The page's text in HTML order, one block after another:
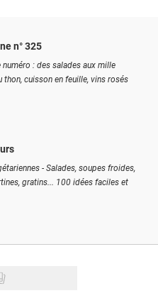
n° 325
: des salades aux mille
thon, cuisson en feuille, vins rosés
- Salades, soupes froides,
gratins... 100 idées faciles et